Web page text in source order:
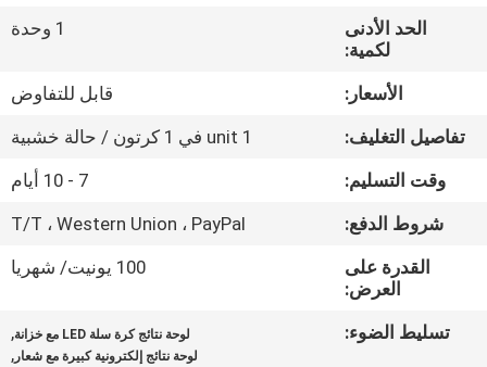
المعمل
مراقبة
الجودة
اتصل
الحد الأدنى
لكمية:
1 وحدة
الأسعار:
قابل للتفاوض
تفاصيل التغليف:
1 unit في 1 كرتون / حالة خشبية
وقت التسليم:
7 - 10 أيام
شروط الدفع:
T/T ، Western Union ، PayPal
القدرة على
العرض:
100 يونيت/ شهريا
تسليط الضوء: لوحة نتائج كرة سلة LED مع خزانة ,
لوحة نتائج إلكترونية كبيرة مع شعار ,